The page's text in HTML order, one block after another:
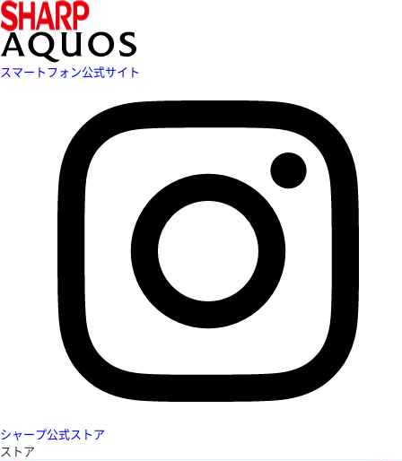
スマートフォン公式サイト
シャープ公式ストア
ストア